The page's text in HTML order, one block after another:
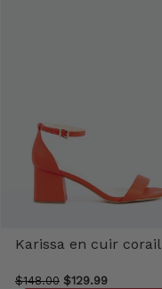
Karissa en cuir corail
$148.00 $129.99